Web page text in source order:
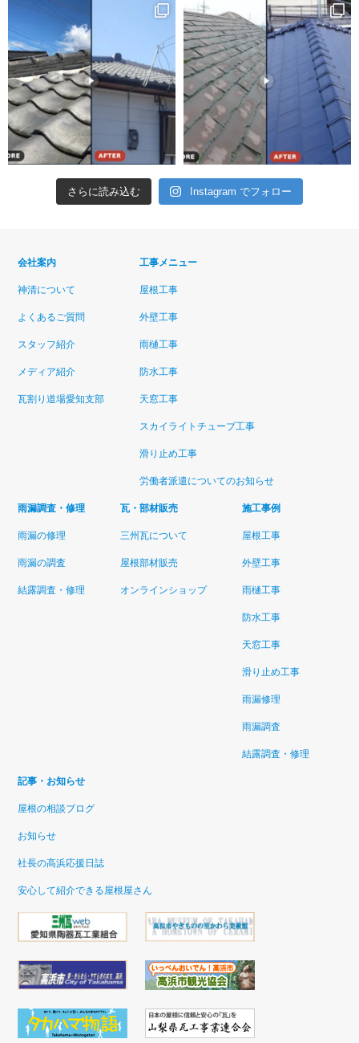
さらに読み込む Instagram でフォロー
会社案内
神清について
よくあるご質問
スタッフ紹介
メディア紹介
瓦割り道場愛知支部
工事メニュー
屋根工事
外壁工事
雨樋工事
防水工事
天窓工事
スカイライトチューブ工事
滑り止め工事
労働者派遣についてのお知らせ
雨漏調査・修理
雨漏の修理
雨漏の調査
結露調査・修理
瓦・部材販売
三州瓦について
屋根部材販売
オンラインショップ
施工事例
屋根工事
外壁工事
雨樋工事
防水工事
天窓工事
滑り止め工事
雨漏修理
雨漏調査
結露調査・修理
記事・お知らせ
屋根の相談ブログ
お知らせ
社長の高浜応援日誌
安心して紹介できる屋根屋さん